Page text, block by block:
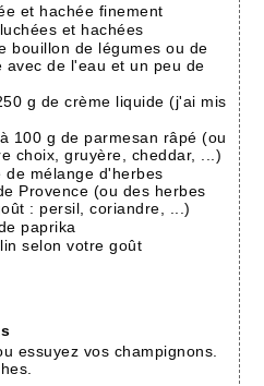
et hachée finement
et hachées
bouillon de légumes ou de
avec de l'eau et un peu de
g de crème liquide (j'ai mis
100 g de parmesan râpé (ou
choix, gruyère, cheddar, ...)
de mélange d'herbes
Provence (ou des herbes
: persil, coriandre, ...)
paprika
selon votre goût
essuyez vos champignons.